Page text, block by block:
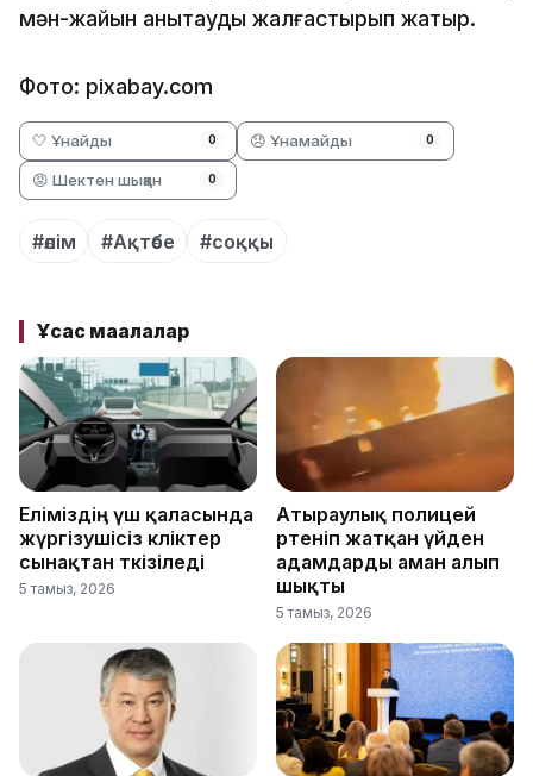
мән-жайын анықтауды жалғастырып жатыр.
Фото: pixabay.com
🤍 Ұнайды 0 😞 Ұнамайды 0
😡 Шектен шыққан 0
#өлім #Ақтөбе #соққы
Ұқсас мақалалар
Еліміздің үш қаласында
жүргізушісіз көліктер
сынақтан өткізіледі
5 тамыз, 2026
Атыраулық полицей
өртеніп жатқан үйден
адамдарды аман алып
шықты
5 тамыз, 2026